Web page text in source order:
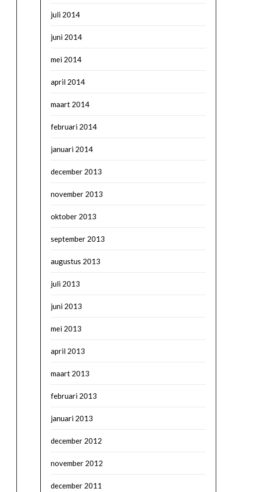
juli 2014
juni 2014
mei 2014
april 2014
maart 2014
februari 2014
januari 2014
december 2013
november 2013
oktober 2013
september 2013
augustus 2013
juli 2013
juni 2013
mei 2013
april 2013
maart 2013
februari 2013
januari 2013
december 2012
november 2012
december 2011